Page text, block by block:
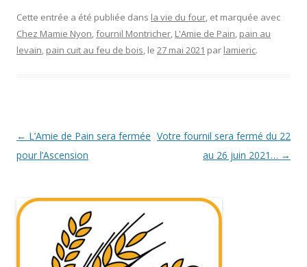
Cette entrée a été publiée dans la vie du four, et marquée avec
Chez Mamie Nyon,fournil Montricher, L'Amie de Pain, pain au
levain, pain cuit au feu de bois, le 27 mai 2021 par lamieric.
Navigation
des
← L’Amie de Pain sera fermée
pour l’Ascension
Votre fournil sera fermé du 22
au 26 juin 2021… →